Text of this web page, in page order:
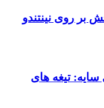
بر روی نینتندو
تیغه های